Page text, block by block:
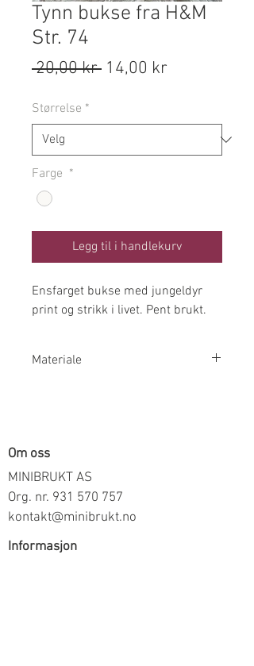
Tynn bukse fra H&M
Str. 74
20,00 kr Vanlig
14,00 kr
Størrelse *
Farge *
Legg til i handlekurv
Ensfarget bukse med jungeldyr
print og strikk i livet. Pent brukt.
Materiale
Om oss
MINIBRUKT AS
Org. nr. 931 570 757
kontakt@minibrukt.no
Informasjon